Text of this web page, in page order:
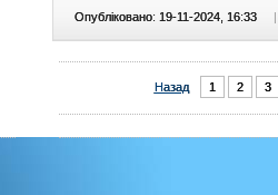
Опубліковано: 19-11-2024, 16:33 |
Назад 1 2 3